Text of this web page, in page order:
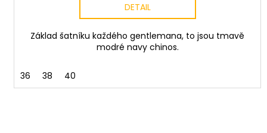
DETAIL
Základ šatníku každého gentlemana, to jsou tmavě
modré navy chinos.
36 38 40